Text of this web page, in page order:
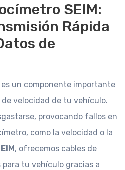
SEIM:
Rápida
de
un componente importante
velocidad de tu vehículo.
provocando fallos en
como la velocidad o la
, ofrecemos cables de
tu vehículo gracias a